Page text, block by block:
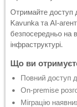
Отримайте доступ
Kavunka та AI-
безпосередньо на
інфраструктурі.
Що ви
Повний доступ
On-premise
Міграцію